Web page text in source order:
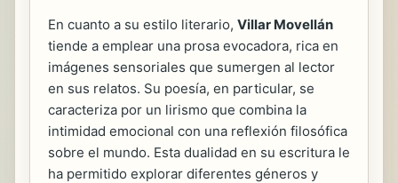
En cuanto a su estilo literario, Villar Movellán
tiende a emplear una prosa evocadora, rica en
imágenes sensoriales que sumergen al lector
en sus relatos. Su poesía, en particular, se
caracteriza por un lirismo que combina la
intimidad emocional con una reflexión filosófica
sobre el mundo. Esta dualidad en su escritura le
ha permitido explorar diferentes géneros y